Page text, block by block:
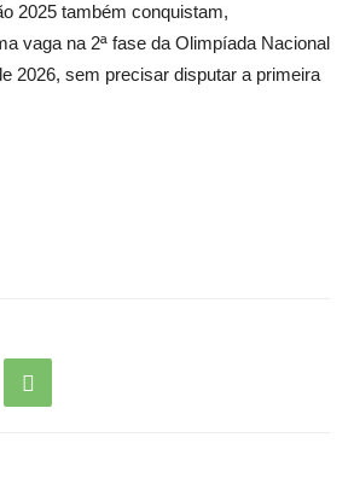
2025 também conquistam,
vaga na 2ª fase da Olimpíada Nacional
2026, sem precisar disputar a primeira